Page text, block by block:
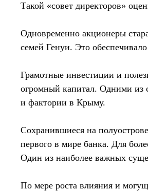
Такой «совет директоров»
Одновременно акционеры
семей Генуи. Это
Грамотные инвестиции и
огромный капитал. Одними из
и фактории в Крыму.
Сохранившиеся на
первого в мире банка. Для
Один из наиболее важных
По мере роста влияния и